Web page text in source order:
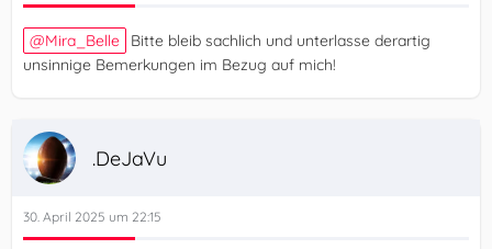
Mira_Belle
Bitte bleib sachlich und unterlasse derartig
unsinnige Bemerkungen im Bezug auf mich!
.DeJaVu
30. April 2025 um 22:15